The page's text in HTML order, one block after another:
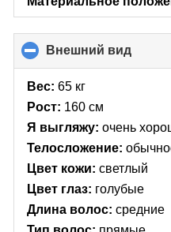
Внешний вид
to
Вес: 65 кг
Рост: 160 см
Я выгляжу: очень
Телосложение:
Цвет кожи: светлый
Цвет глаз: голубые
Длина волос: средние